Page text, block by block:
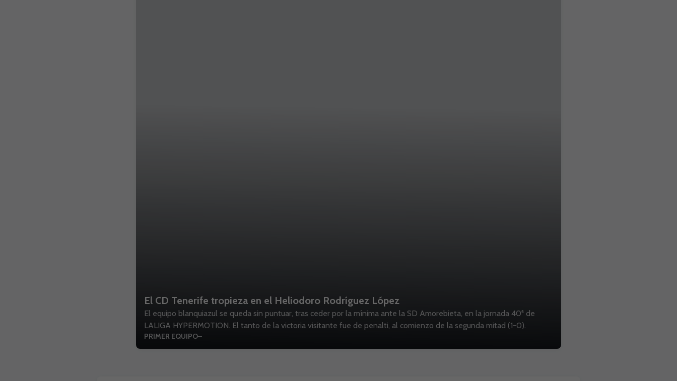
El CD Tenerife tropieza en el Heliodoro Rodríguez López
El equipo blanquiazul se queda sin puntuar, tras ceder por la mínima ante la SD Amorebieta, en la jornada 40ª de
LALIGA HYPERMOTION. El tanto de la victoria visitante fue de penalti, al comienzo de la segunda mitad (1-0).
PRIMER EQUIPO